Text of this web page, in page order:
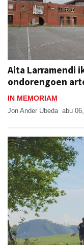
Aita Larramendi
ondorengoen
IN MEMORIAM
Jon Ander Ubeda abu